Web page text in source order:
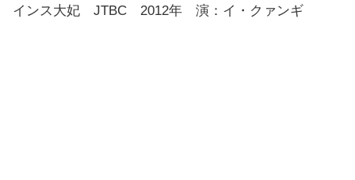
インス大妃 JTBC 2012年 演：イ・クァンギ